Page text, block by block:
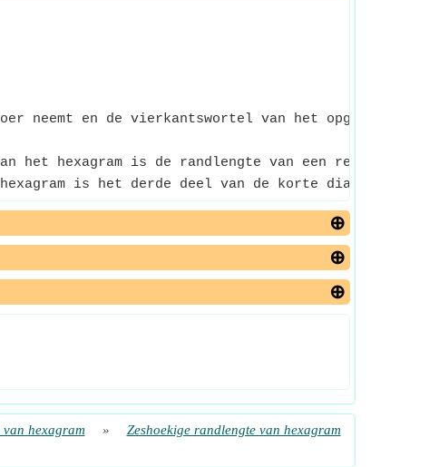
en de vierkantswortel van het opgegeven
het hexagram is de randlengte van een regelmatige
is het derde deel van de korte diagonale
van hexagram »
Zeshoekige randlengte van hexagram